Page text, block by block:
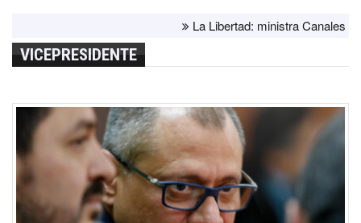
La Libertad: ministra Canales
VICEPRESIDENTE